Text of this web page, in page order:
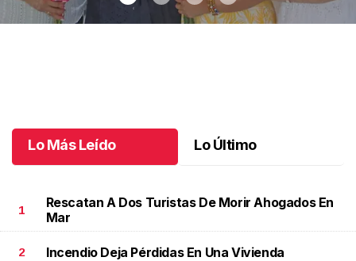
Lo Más Leído Lo Último
1
Rescatan A Dos Turistas De Morir Ahogados En
Mar
2 Incendio Deja Pérdidas En Una Vivienda